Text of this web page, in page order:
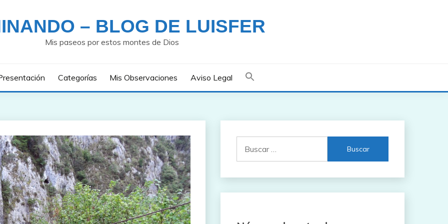
– BLOG DE LUISFER
Mis paseos por estos montes de Dios
Categorías Mis Observaciones Aviso Legal